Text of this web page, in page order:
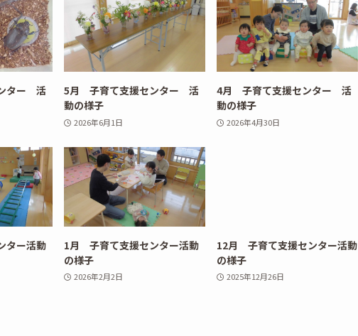
ター 活
5月 子育て支援センター 活
動の様子
2026年6月1日
4月 子育て支援センター 活
動の様子
2026年4月30日
ター活動
1月 子育て支援センター活動
の様子
2026年2月2日
12月 子育て支援センター活動
の様子
2025年12月26日